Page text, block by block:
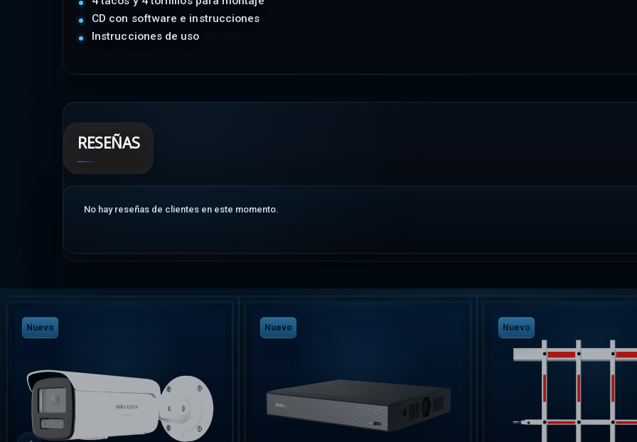
CD con software e instrucciones
Instrucciones de uso
RESEÑAS
No hay reseñas de clientes en este momento.
Nuevo
Nuevo
Nuevo